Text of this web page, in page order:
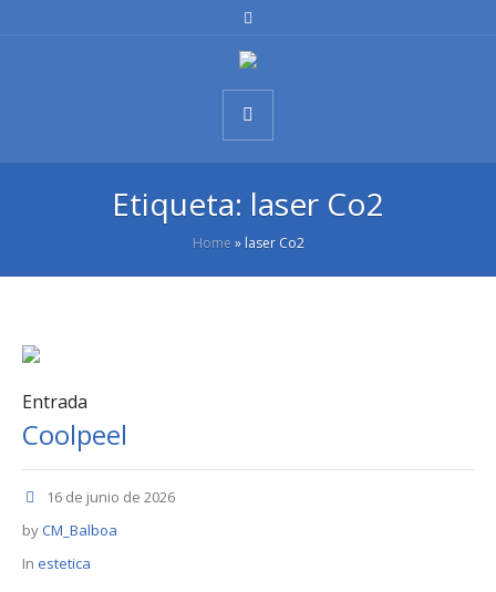
Etiqueta: laser Co2
Home » laser Co2
Entrada
Coolpeel
16 de junio de 2026
byCM_Balboa
In estetica